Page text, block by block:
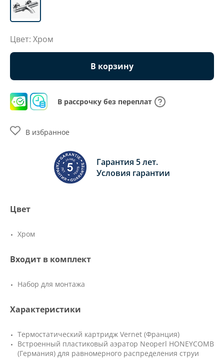
Цвет: Хром
В корзину
В рассрочку без переплат
Гарантия 5 лет.
Условия гарантии
В избранное
Цвет
Хром
Входит в комплект
Набор для монтажа
Характеристики
Термостатический картридж Vernet (Франция)
Встроенный пластиковый аэратор Neoperl HONEYCOMB
(Германия) для равномерного распределения струи